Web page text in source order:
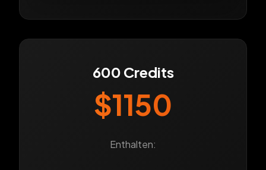
600 Credits
$1150
Enthalten: